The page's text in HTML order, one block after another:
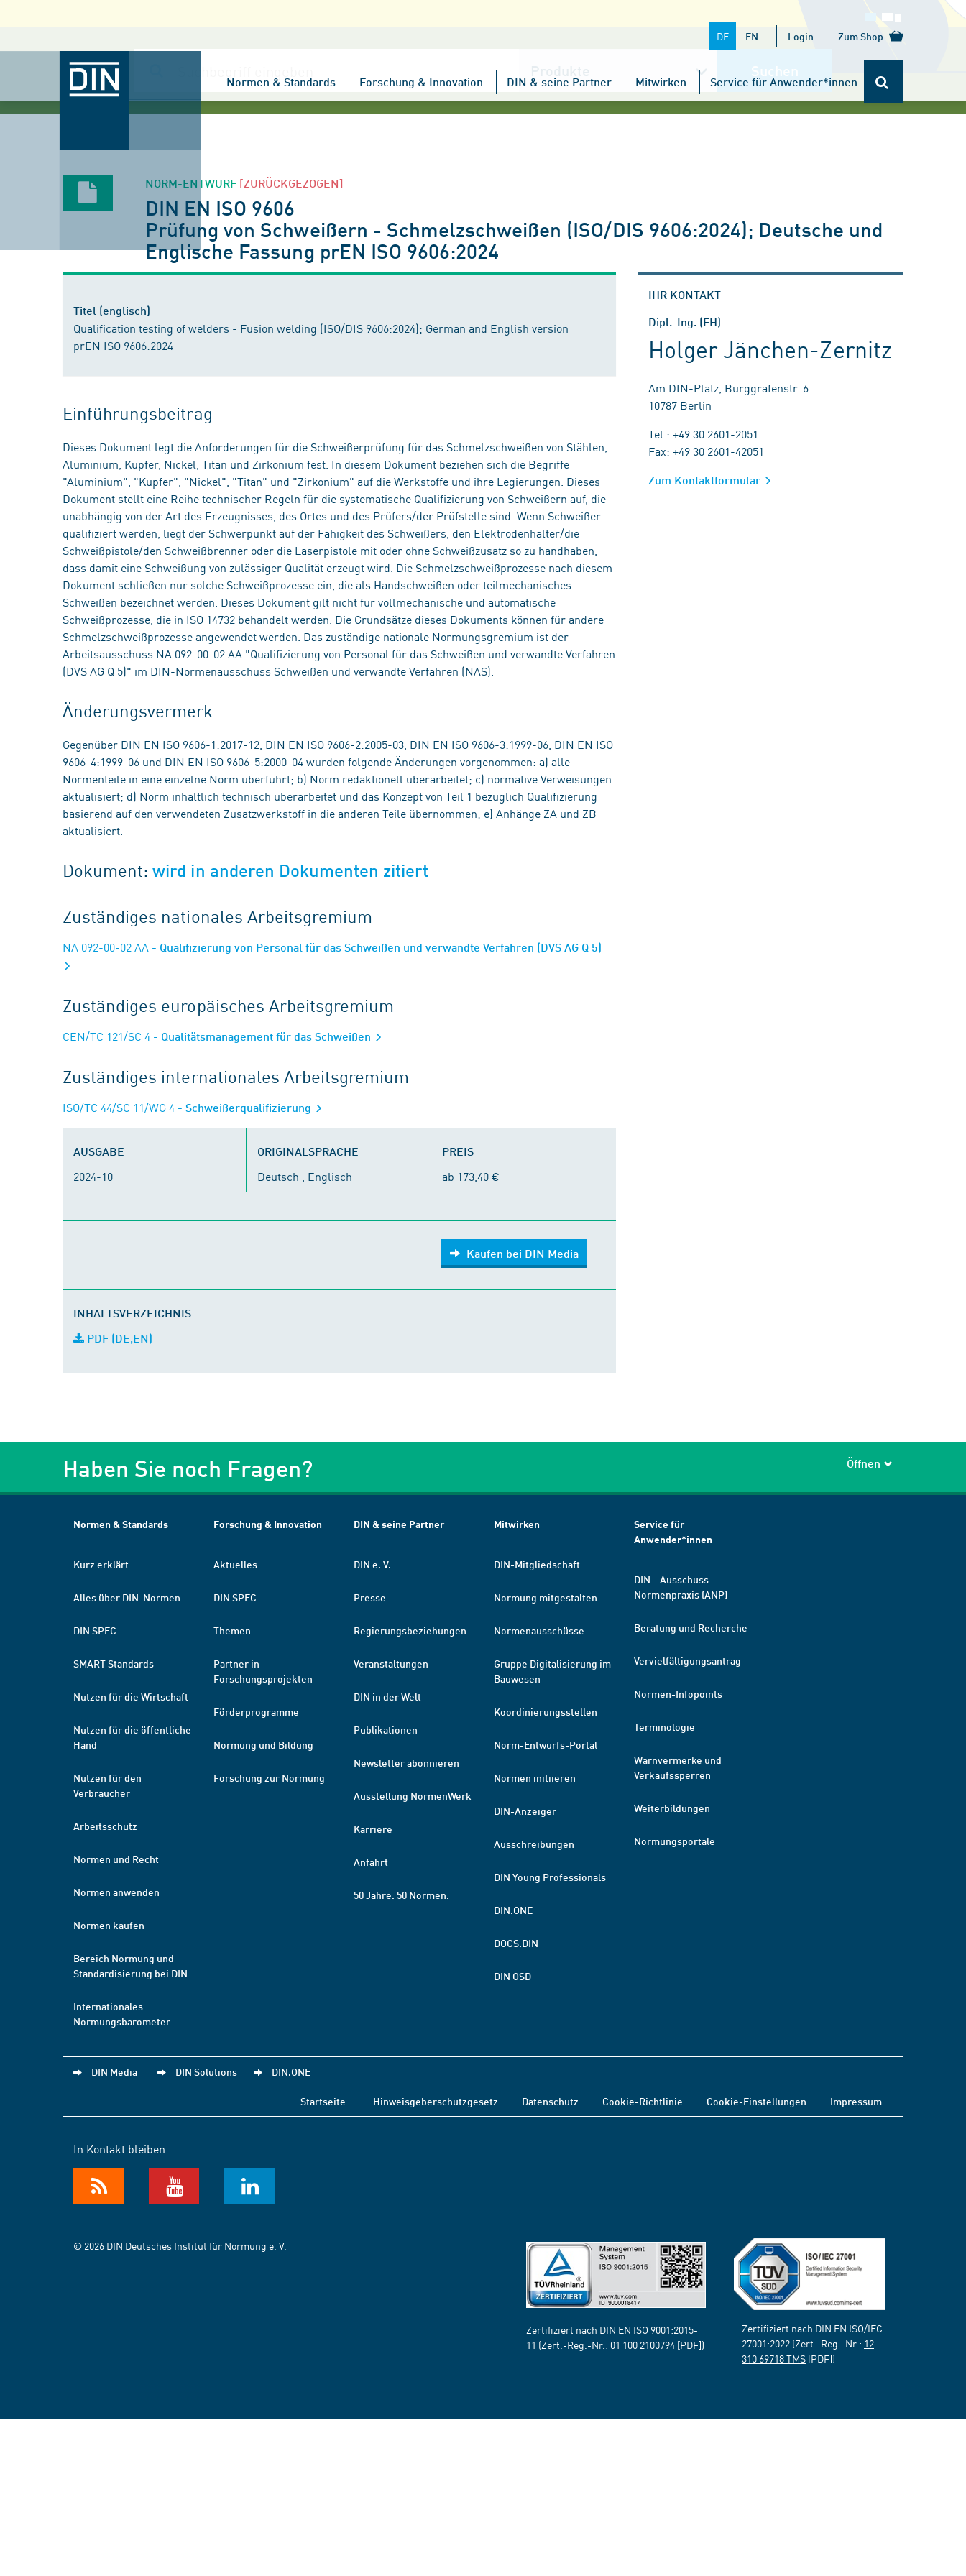
DE EN Login Zum Shop
Normen & Standards Forschung & Innovation DIN & seine Partner Mitwirken Service für Anwender*innen
Suchen
NORM-ENTWURF [ZURÜCKGEZOGEN]
DIN EN ISO 9606
Prüfung von Schweißern - Schmelzschweißen (ISO/DIS 9606:2024); Deutsche und
Englische Fassung prEN ISO 9606:2024
Titel (englisch)
Qualification testing of welders - Fusion welding (ISO/DIS 9606:2024); German and English version
prEN ISO 9606:2024
Einführungsbeitrag
Dieses Dokument legt die Anforderungen für die Schweißerprüfung für das Schmelzschweißen von Stählen,
Aluminium, Kupfer, Nickel, Titan und Zirkonium fest. In diesem Dokument beziehen sich die Begriffe
"Aluminium", "Kupfer", "Nickel", "Titan" und "Zirkonium" auf die Werkstoffe und ihre Legierungen. Dieses
Dokument stellt eine Reihe technischer Regeln für die systematische Qualifizierung von Schweißern auf, die
unabhängig von der Art des Erzeugnisses, des Ortes und des Prüfers/der Prüfstelle sind. Wenn Schweißer
qualifiziert werden, liegt der Schwerpunkt auf der Fähigkeit des Schweißers, den Elektrodenhalter/die
Schweißpistole/den Schweißbrenner oder die Laserpistole mit oder ohne Schweißzusatz so zu handhaben,
dass damit eine Schweißung von zulässiger Qualität erzeugt wird. Die Schmelzschweißprozesse nach diesem
Dokument schließen nur solche Schweißprozesse ein, die als Handschweißen oder teilmechanisches
Schweißen bezeichnet werden. Dieses Dokument gilt nicht für vollmechanische und automatische
Schweißprozesse, die in ISO 14732 behandelt werden. Die Grundsätze dieses Dokuments können für andere
Schmelzschweißprozesse angewendet werden. Das zuständige nationale Normungsgremium ist der
Arbeitsausschuss NA 092-00-02 AA "Qualifizierung von Personal für das Schweißen und verwandte Verfahren
(DVS AG Q 5)" im DIN-Normenausschuss Schweißen und verwandte Verfahren (NAS).
Änderungsvermerk
Gegenüber DIN EN ISO 9606-1:2017-12, DIN EN ISO 9606-2:2005-03, DIN EN ISO 9606-3:1999-06, DIN EN ISO
9606-4:1999-06 und DIN EN ISO 9606-5:2000-04 wurden folgende Änderungen vorgenommen: a) alle
Normenteile in eine einzelne Norm überführt; b) Norm redaktionell überarbeitet; c) normative Verweisungen
aktualisiert; d) Norm inhaltlich technisch überarbeitet und das Konzept von Teil 1 bezüglich Qualifizierung
basierend auf den verwendeten Zusatzwerkstoff in die anderen Teile übernommen; e) Anhänge ZA und ZB
aktualisiert.
Dokument:wird in anderen Dokumenten zitiert
Zuständiges nationales Arbeitsgremium
NA 092-00-02 AA - Qualifizierung von Personal für das Schweißen und verwandte Verfahren (DVS AG Q 5)
Zuständiges europäisches Arbeitsgremium
CEN/TC 121/SC 4 - Qualitätsmanagement für das Schweißen
Zuständiges internationales Arbeitsgremium
ISO/TC 44/SC 11/WG 4 - Schweißerqualifizierung
AUSGABE
2024-10
ORIGINALSPRACHE
Deutsch , Englisch
PREIS
ab 173,40 €
Kaufen bei DIN Media
INHALTSVERZEICHNIS
PDF (DE,EN)
IHR KONTAKT
Dipl.-Ing. (FH)
Holger Jänchen-Zernitz
Am DIN-Platz, Burggrafenstr. 6
10787 Berlin
Tel.: +49 30 2601-2051
Fax: +49 30 2601-42051
Zum Kontaktformular
Haben Sie noch Fragen? Öffnen
Normen & Standards
Kurz erklärt
Alles über DIN-Normen
DIN SPEC
SMART Standards
Nutzen für die Wirtschaft
Nutzen für die öffentliche
Hand
Nutzen für den
Verbraucher
Arbeitsschutz
Normen und Recht
Normen anwenden
Normen kaufen
Bereich Normung und
Standardisierung bei DIN
Internationales
Normungsbarometer
Forschung & Innovation
Aktuelles
DIN SPEC
Themen
Partner in
Forschungsprojekten
Förderprogramme
Normung und Bildung
Forschung zur Normung
DIN & seine Partner
DIN e. V.
Presse
Regierungsbeziehungen
Veranstaltungen
DIN in der Welt
Publikationen
Newsletter abonnieren
Ausstellung NormenWerk
Karriere
Anfahrt
50 Jahre. 50 Normen.
Mitwirken
DIN-Mitgliedschaft
Normung mitgestalten
Normenausschüsse
Gruppe Digitalisierung im
Bauwesen
Koordinierungsstellen
Norm-Entwurfs-Portal
Normen initiieren
DIN-Anzeiger
Ausschreibungen
DIN Young Professionals
DIN.ONE
DOCS.DIN
DIN OSD
Service für
Anwender*innen
DIN – Ausschuss
Normenpraxis (ANP)
Beratung und Recherche
Vervielfältigungsantrag
Normen-Infopoints
Terminologie
Warnvermerke und
Verkaufssperren
Weiterbildungen
Normungsportale
DIN Media DIN Solutions DIN.ONE
Startseite Hinweisgeberschutzgesetz Datenschutz Cookie-Richtlinie Cookie-Einstellungen Impressum
In Kontakt bleiben
© 2026 DIN Deutsches Institut für Normung e. V.
Zertifiziert nach DIN EN ISO 9001:2015-
11 (Zert.-Reg.-Nr.: 01 100 2100794 [PDF])
Zertifiziert nach DIN EN ISO/IEC
27001:2022 (Zert.-Reg.-Nr.: 12
310 69718 TMS [PDF])